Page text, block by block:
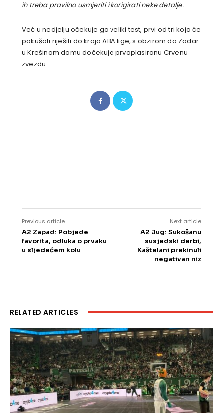
ih treba pravilno usmjeriti i korigirati neke detalje.
Već u nedjelju očekuje ga veliki test, prvi od tri koja će
pokušati riješiti do kraja ABA lige, s obzirom da Zadar
u Krešinom domu dočekuje prvoplasiranu Crvenu
zvezdu.
Previous article
A2 Zapad: Pobjede
favorita, odluka o prvaku
u sljedećem kolu
Next article
A2 Jug: Sukošanu
susjedski derbi,
Kaštelani prekinuli
negativan niz
RELATED ARTICLES